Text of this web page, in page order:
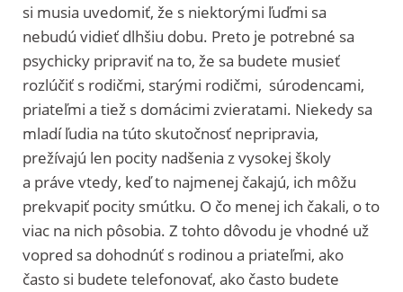
si musia uvedomiť, že s niektorými ľuďmi sa
nebudú vidieť dlhšiu dobu. Preto je potrebné sa
psychicky pripraviť na to, že sa budete musieť
rozlúčiť s rodičmi, starými rodičmi, súrodencami,
priateľmi a tiež s domácimi zvieratami. Niekedy sa
mladí ľudia na túto skutočnosť nepripravia,
prežívajú len pocity nadšenia z vysokej školy
a práve vtedy, keď to najmenej čakajú, ich môžu
prekvapiť pocity smútku. O čo menej ich čakali, o to
viac na nich pôsobia. Z tohto dôvodu je vhodné už
vopred sa dohodnúť s rodinou a priateľmi, ako
často si budete telefonovať, ako často budete